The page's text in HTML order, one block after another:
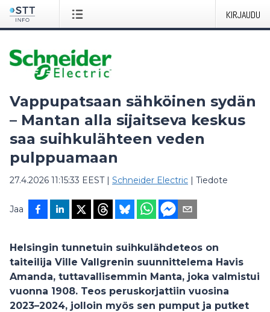
KIRJAUDU
Vappupatsaan sähköinen sydän
– Mantan alla sijaitseva keskus
saa suihkulähteen veden
pulppuamaan
27.4.2026 11:15:33 EEST| Schneider Electric | Tiedote
Jaa
Helsingin tunnetuin suihkulähdeteos on
taiteilija Ville Vallgrenin suunnittelema Havis
Amanda, tuttavallisemmin Manta, joka valmistui
vuonna 1908. Teos peruskorjattiin vuosina
2023–2024, jolloin myös sen pumput ja putket